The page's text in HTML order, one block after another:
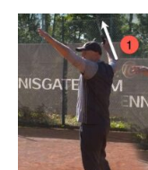
Flüssiger
aufschlagen
3
Phasen
und
der
Pause